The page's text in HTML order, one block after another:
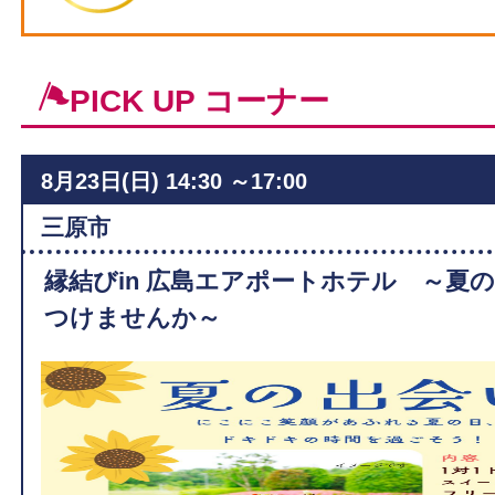
PICK UP コーナー
8月23日(日) 14:30 ～17:00
三原市
縁結びin 広島エアポートホテル ～夏
つけませんか～